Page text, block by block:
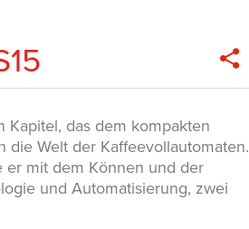
Kapitel, das dem kompakten
die Welt der Kaffeevollautomaten.
er mit dem Können und der
und Automatisierung, zwei